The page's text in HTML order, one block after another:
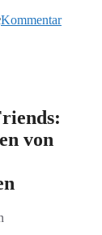
Kommentar
von